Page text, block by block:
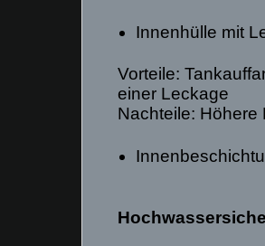
Innenhülle mit
Vorteile:
einer Leckage
Nachteile: Höhere